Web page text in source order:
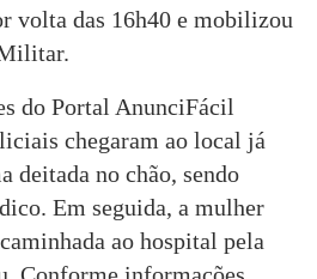
volta das 16h40 e mobilizou
do Portal AnunciFácil
chegaram ao local já
deitada no chão, sendo
Em seguida, a mulher
ao hospital pela
Conforme informações